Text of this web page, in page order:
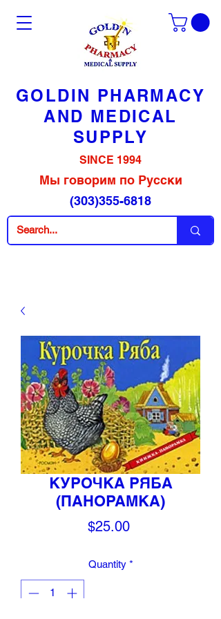
GOLDIN PHARMACY
AND MEDICAL
SUPPLY
SINCE 1994
Мы говорим по Русски
(303)355-6818
КУРОЧКА РЯБА
(ПАНОРАМКА)
$25.00Price
Quantity *